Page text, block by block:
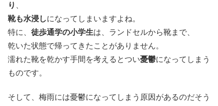
り
靴も水浸しになってしまいますよね。
特に、 徒歩通学の小学生は、ランドセルから靴まで、
乾いた状態で帰ってきたことがありません。
濡れた靴を乾かす手間を考えるとつい憂鬱になってしまう
ものです。
そして、梅雨には憂鬱になってしまう原因があるのだそう